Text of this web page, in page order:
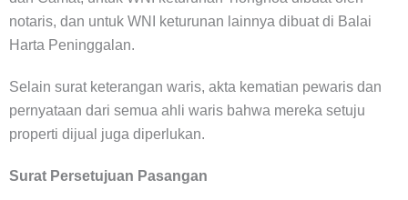
notaris, dan untuk WNI keturunan lainnya dibuat di Balai
Harta Peninggalan.
Selain surat keterangan waris, akta kematian pewaris dan
pernyataan dari semua ahli waris bahwa mereka setuju
properti dijual juga diperlukan.
Surat Persetujuan Pasangan